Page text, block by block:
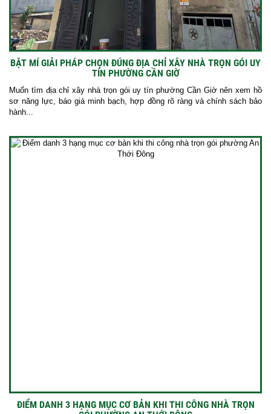
BẬT MÍ GIẢI PHÁP CHỌN ĐÚNG ĐỊA CHỈ XÂY NHÀ TRỌN GÓI UY
TÍN PHƯỜNG CẦN GIỜ
Muốn tìm địa chỉ xây nhà trọn gói uy tín phường Cần Giờ nên xem hồ
sơ năng lực, báo giá minh bạch, hợp đồng rõ ràng và chính sách bảo
hành...
ĐIỂM DANH 3 HẠNG MỤC CƠ BẢN KHI THI CÔNG NHÀ TRỌN